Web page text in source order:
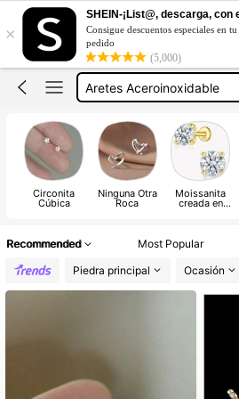
×
SHEIN-¡List@, descarga, con
Consigue descuentos especiales en
pedido
(5,000)
Piercing De Oreja
Aretes De
Aretes Aceroinoxidable
Aretes Plata Ley 925
Piercing De Oreja
Circonita
Cúbica
Ninguna Otra
Roca
Moissanita
creada en
Recommended Most Popular
Piedra principal
Ocasión